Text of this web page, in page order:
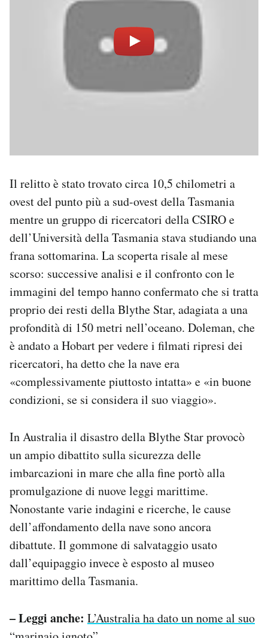
Il relitto è stato trovato circa 10,5 chilometri a
ovest del punto più a sud-ovest della Tasmania
mentre un gruppo di ricercatori della CSIRO e
dell’Università della Tasmania stava studiando una
frana sottomarina. La scoperta risale al mese
scorso: successive analisi e il confronto con le
immagini del tempo hanno confermato che si tratta
proprio dei resti della Blythe Star, adagiata a una
profondità di 150 metri nell’oceano. Doleman, che
è andato a Hobart per vedere i filmati ripresi dei
ricercatori, ha detto che la nave era
«complessivamente piuttosto intatta» e «in buone
condizioni, se si considera il suo viaggio».
In Australia il disastro della Blythe Star provocò
un ampio dibattito sulla sicurezza delle
imbarcazioni in mare che alla fine portò alla
promulgazione di nuove leggi marittime.
Nonostante varie indagini e ricerche, le cause
dell’affondamento della nave sono ancora
dibattute. Il gommone di salvataggio usato
dall’equipaggio invece è esposto al museo
marittimo della Tasmania.
– Leggi anche: L’Australia ha dato un nome al suo